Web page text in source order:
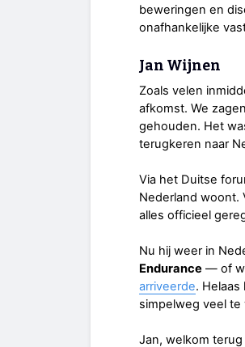
beweringen en
onafhankelijke
Jan Wijnen
Zoals velen
afkomst. We
gehouden. Het
terugkeren naar
Via het Duitse
Nederland woont.
alles officieel
Nu hij weer in
Endurance — of
arriveerde.
simpelweg veel
Jan, welkom